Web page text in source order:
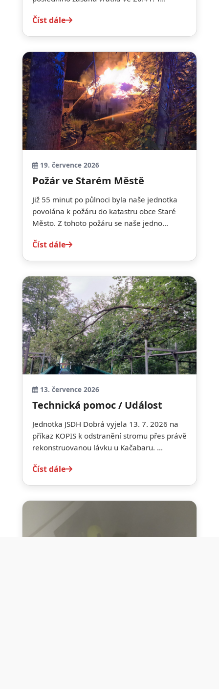
Číst dále
19. července 2026
Požár ve Starém Městě
Již 55 minut po půlnoci byla naše jednotka
povolána k požáru do katastru obce Staré
Město. Z tohoto požáru se naše jedno...
Číst dále
13. července 2026
Technická pomoc / Událost
Jednotka JSDH Dobrá vyjela 13. 7. 2026 na
příkaz KOPIS k odstranění stromu přes právě
rekonstruovanou lávku u Kačabaru. ...
Číst dále